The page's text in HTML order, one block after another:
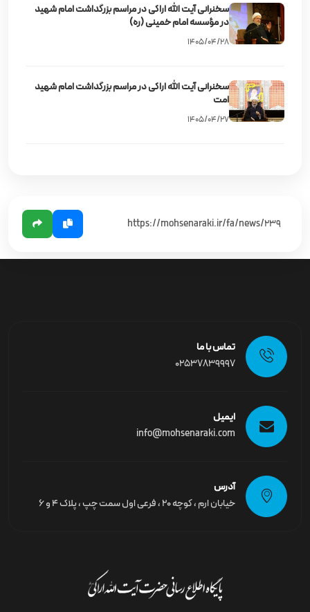
سخنرانی آیت‌ الله اراکی در مراسم بزرگداشت امام شهید
در مؤسسه امام خمینی (ره)
۱۴۰۵/۰۴/۲۸
سخنرانی آیت‌ الله اراکی در مراسم بزرگداشت امام شهید
امت
۱۴۰۵/۰۴/۲۷
تماس با ما
02537839997
ایمیل
info@mohsenaraki.com
آدرس
خیابان ارم ، کوچه ۲۰ ، فرعی اول سمت چپ ، پلاک ۴ و ۶